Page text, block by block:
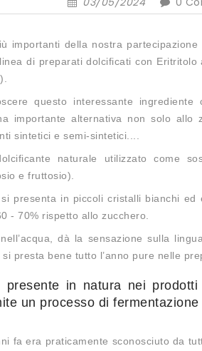
importanti della nostra partecipazione
di preparati dolcificati con
questo interessante
importante alternativa non solo
sintetici e semi-sintetici....
naturale utilizzato come
e fruttosio).
presenta in piccoli cristalli bianchi
- 70% rispetto allo zucchero.
dà la sensazione sulla
presta bene tutto l’anno pure nelle
presente in natura nei
un processo di
fa era praticamente sconosciuto da